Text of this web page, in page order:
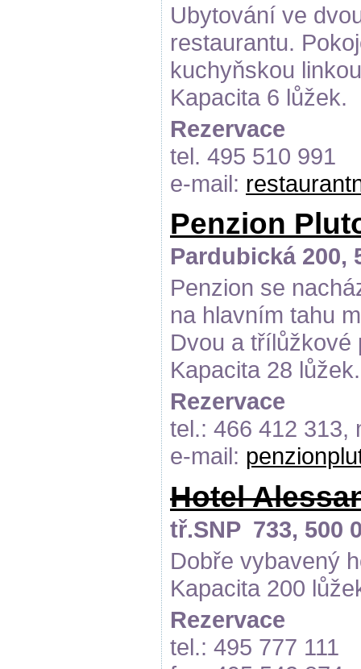
Ubytování ve
restaurantu.
kuchyňskou
Kapacita 6 lůžek.
Rezervace
tel. 495 510 991
e-mail:
Penzion
Pardubická 200,
Penzion se
na hlavním tahu
Dvou a třílůžkové
Kapacita 28 lůžek.
Rezervace
tel.: 466 412 313,
e-mail:
Hotel
tř.SNP 733, 500
Dobře vybavený
Kapacita 200
Rezervace
tel.: 495 777 111